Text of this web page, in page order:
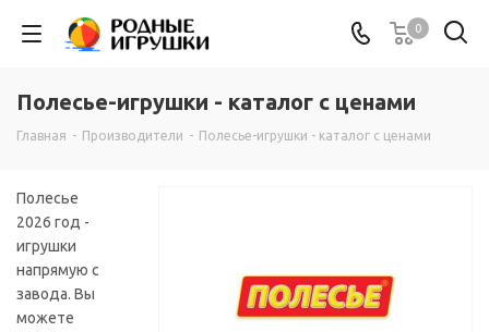
0
Полесье-игрушки - каталог с ценами
Главная - Производители - Полесье-игрушки - каталог с ценами
Полесье
2026 год -
игрушки
напрямую с
завода. Вы
можете